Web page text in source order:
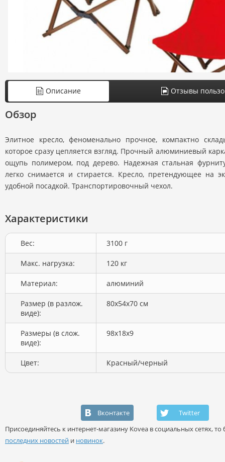
Описание Отзывы
Обзор
Элитное кресло, феноменально прочное, компактно
которое сразу цепляется взгляд. Прочный алюминиевый
ощупь полимером, под дерево. Надежная стальная
легко снимается и стирается. Кресло, претендующее на
удобной посадкой. Транспортировочный чехол.
Характеристики
Вес: 3100 г
Макс. нагрузка: 120 кг
Материал: алюминий
Размер (в разлож.
виде):
80х54х70 см
Размеры (в слож.
виде):
98х18х9
Цвет: Красный/черный
Вконтакте
Twitter
Присоединяйтесь к интернет-магазину Kovea в социальных сетях, то
последних новостей и новинок.